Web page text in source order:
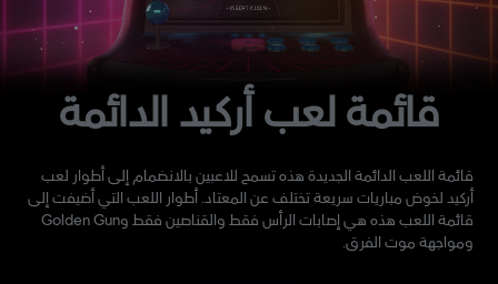
قائمة لعب أركيد الدائمة
قائمة اللعب الدائمة الجديدة هذه تسمح للاعبين بالانضمام إلى أطوار لعب
أركيد لخوض مباريات سريعة تختلف عن المعتاد. أطوار اللعب التي أضيفت إلى
قائمة اللعب هذه هي إصابات الرأس فقط والقناصين فقط وGolden Gun
ومواجهة موت الفرق.